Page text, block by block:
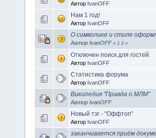
Автор IvanOFF
Нам 1 год!
Автор IvanOFF
О символике и стиле
Автор IvanOFF « 1 2 »
Отключен поиск для гостей
Автор IvanOFF
Статистика форума
Автор IvanOFF
Википедия "Правда о МЛМ"
Автор IvanOFF
Новый тэг - "Оффтоп"
Автор IvanOFF
заканчивается приём